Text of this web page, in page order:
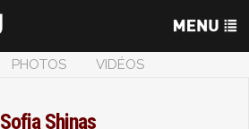
PHOTOS
VIDÉOS
Sofia Shinas